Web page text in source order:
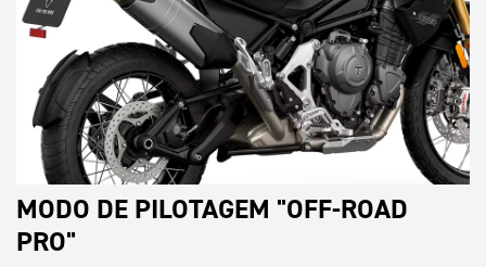
MODO DE PILOTAGEM "OFF-ROAD
PRO"